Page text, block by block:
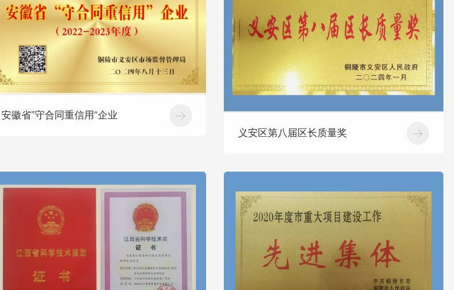
安徽省”守合同重信用“企业
义安区第八届区长质量奖